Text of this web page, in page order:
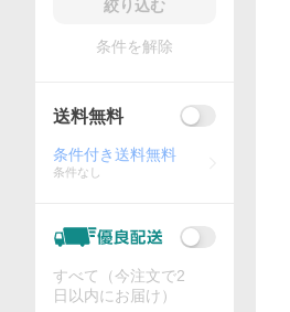
絞り込む
条件を解除
送料無料
条件付き送料無料
条件なし
すべて（今注文で2
日以内にお届け）